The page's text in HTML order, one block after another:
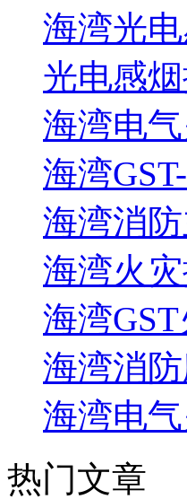
海湾光
光电感
海湾电
海湾
海湾消
海湾火
海湾
海湾消
海湾电
热门文章